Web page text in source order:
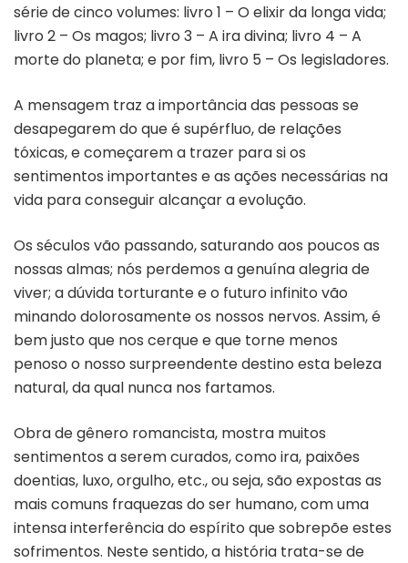
série de cinco volumes: livro 1 – O elixir da longa vida;
livro 2 – Os magos; livro 3 – A ira divina; livro 4 – A
morte do planeta; e por fim, livro 5 – Os legisladores.
A mensagem traz a importância das pessoas se
desapegarem do que é supérfluo, de relações
tóxicas, e começarem a trazer para si os
sentimentos importantes e as ações necessárias na
vida para conseguir alcançar a evolução.
Os séculos vão passando, saturando aos poucos as
nossas almas; nós perdemos a genuína alegria de
viver; a dúvida torturante e o futuro infinito vão
minando dolorosamente os nossos nervos. Assim, é
bem justo que nos cerque e que torne menos
penoso o nosso surpreendente destino esta beleza
natural, da qual nunca nos fartamos.
Obra de gênero romancista, mostra muitos
sentimentos a serem curados, como ira, paixões
doentias, luxo, orgulho, etc., ou seja, são expostas as
mais comuns fraquezas do ser humano, com uma
intensa interferência do espírito que sobrepõe estes
sofrimentos. Neste sentido, a história trata-se de